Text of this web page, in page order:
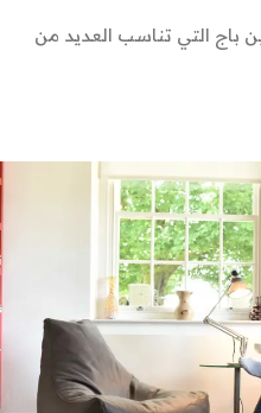
باج التي تناسب العديد من